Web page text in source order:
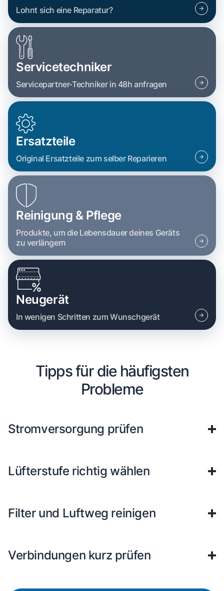
Lohnt sich eine Reparatur?
Servicetechniker
Servicepartner-Techniker in 48h anfragen
Ersatzteile
Original Ersatzteile zum selber Reparieren
Reinigung & Pflege
Produkte, um die Lebensdauer deines Geräts
zu verlängern
Neugerät
In wenigen Schritten zum Wunschgerät
Tipps für die häufigsten
Probleme
Stromversorgung prüfen
Lüfterstufe richtig wählen
Filter und Luftweg reinigen
Verbindungen kurz prüfen